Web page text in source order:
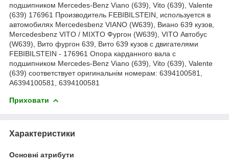
подшипником Mercedes-Benz Viano (639), Vito (639), Valente
(639) 176961 Производитель FEBIBILSTEIN, используется в
автомобилях Mercedesbenz VIANO (W639), Виано 639 кузов,
Mercedesbenz VITO / MIXTO Фургон (W639), VITO Автобус
(W639), Вито фургон 639, Вито 639 кузов с двигателями
FEBIBILSTEIN - 176961 Опора карданного вала с
подшипником Mercedes-Benz Viano (639), Vito (639), Valente
(639) соответствует оригинальнім номерам: 6394100581,
A6394100581, 6394100581
Приховати
Характеристики
Основні атрибути